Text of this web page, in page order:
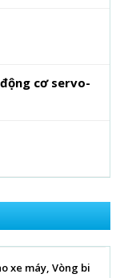
cơ servo-
xe máy, Vòng bi